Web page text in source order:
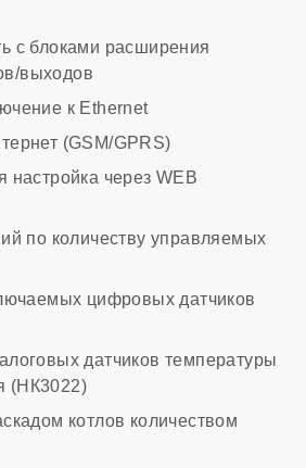
1.8 кг
с блоками расширения
выходов
к Ethernet
(GSM/GPRS)
настройка через WEB
по количеству управляемых
цифровых датчиков
датчиков температуры
(НК3022)
котлов количеством